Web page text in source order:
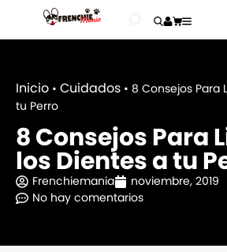
Inicio • Cuidados • 8 Consejos Para
tu Perro
8 Consejos Para
los Dientes a tu
Frenchiemania
noviembre, 2019
No hay comentarios